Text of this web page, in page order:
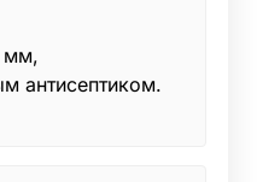
мм,
антисептиком.